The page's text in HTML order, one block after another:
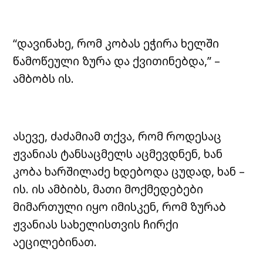
“დავინახე, რომ კობას ეჭირა ხელში
წამოწეული ზურა და ქვითინებდა,” –
ამბობს ის.
ასევე, ძაძამიამ თქვა, რომ როდესაც
ჟვანიას ტანსაცმელს აცმევდნენ, ხან
კობა ხარშილაძე ხდებოდა ცუდად, ხან –
ის. ის ამბიბს, მათი მოქმედებები
მიმართული იყო იმისკენ, რომ ზურაბ
ჟვანიას სახელისთვის ჩირქი
აეცილებინათ.